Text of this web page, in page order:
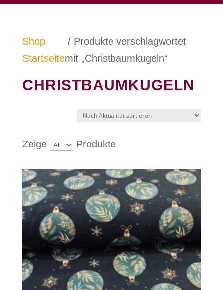
Shop
Startseite
/ Produkte verschlagwortet
mit „Christbaumkugeln“
CHRISTBAUMKUGELN
Zeige Produkte